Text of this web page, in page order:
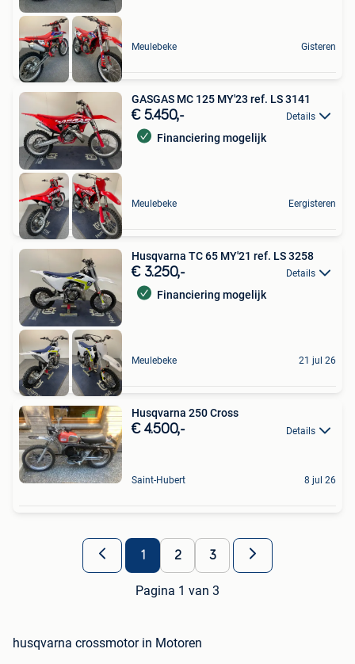
Meulebeke Gisteren
GASGAS MC 125 MY'23 ref. LS 3141
€ 5.450,- Details
Financiering mogelijk
Meulebeke Eergisteren
Husqvarna TC 65 MY'21 ref. LS 3258
€ 3.250,- Details
Financiering mogelijk
Meulebeke 21 jul 26
Husqvarna 250 Cross
€ 4.500,- Details
Saint-Hubert 8 jul 26
1 2 3
Pagina 1 van 3
husqvarna crossmotor in Motoren